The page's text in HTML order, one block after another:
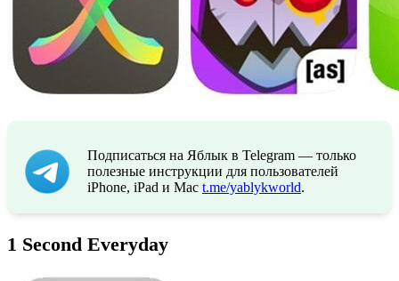
Подписаться на Яблык в Telegram — только
полезные инструкции для пользователей
iPhone, iPad и Mac t.me/yablykworld.
1 Second Everyday